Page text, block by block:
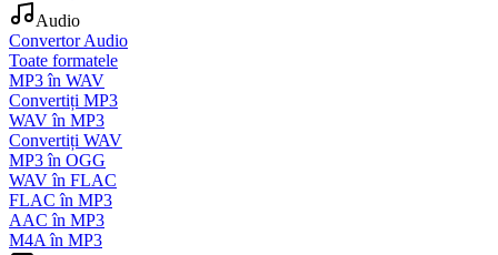
Audio
Convertor Audio
Toate formatele
MP3 în WAV
Convertiți MP3
WAV în MP3
Convertiți WAV
MP3 în OGG
WAV în FLAC
FLAC în MP3
AAC în MP3
M4A în MP3